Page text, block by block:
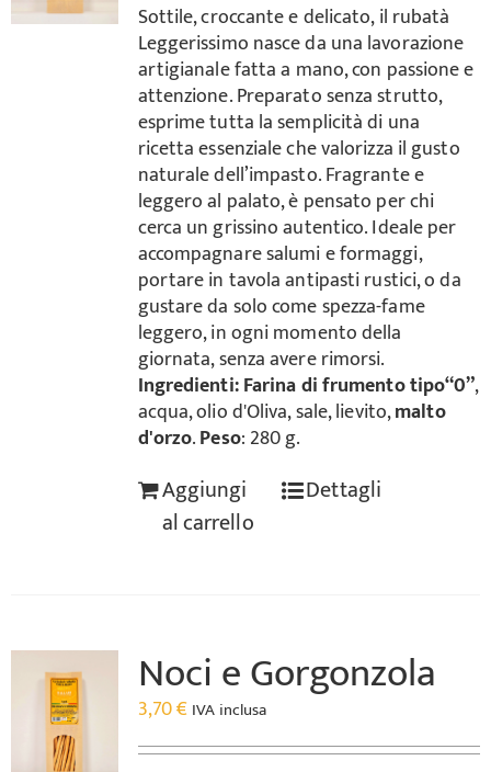
Sottile, croccante e delicato, il rubatà
Leggerissimo nasce da una lavorazione
artigianale fatta a mano, con passione e
attenzione. Preparato senza strutto,
esprime tutta la semplicità di una
ricetta essenziale che valorizza il gusto
naturale dell’impasto. Fragrante e
leggero al palato, è pensato per chi
cerca un grissino autentico. Ideale per
accompagnare salumi e formaggi,
portare in tavola antipasti rustici, o da
gustare da solo come spezza-fame
leggero, in ogni momento della
giornata, senza avere rimorsi.
Ingredienti:Farina di frumento tipo“0”,
acqua, olio d'Oliva, sale, lievito,malto
d'orzo.Peso: 280 g.
Aggiungi
al carrello
Dettagli
Noci e Gorgonzola
3,70€ IVA inclusa